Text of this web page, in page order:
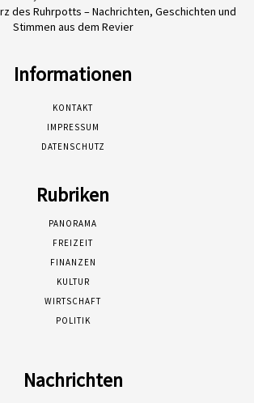
des Ruhrpotts – Nachrichten, Geschichten und
Stimmen aus dem Revier
Informationen
KONTAKT
IMPRESSUM
DATENSCHUTZ
Rubriken
PANORAMA
FREIZEIT
FINANZEN
KULTUR
WIRTSCHAFT
POLITIK
Nachrichten